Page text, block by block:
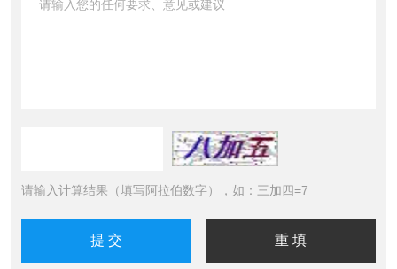
请输入计算结果（填写阿拉伯数字），如：三加四=7